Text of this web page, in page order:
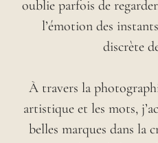
oublie parfois de
l’émotion des
discrète
À travers la
artistique et les mots,
belles marques dans la